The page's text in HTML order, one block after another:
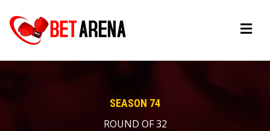
SEASON 74
ROUND OF 32